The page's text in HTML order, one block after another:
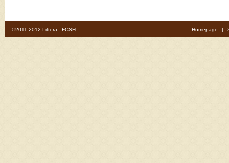
©2011-2012 Littera - FCSH Homepage |